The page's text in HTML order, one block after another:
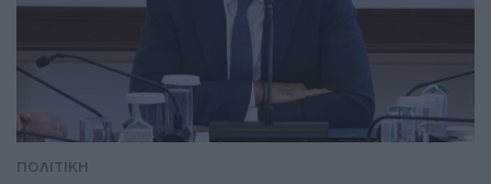
ΠΟΛΙΤΙΚΗ